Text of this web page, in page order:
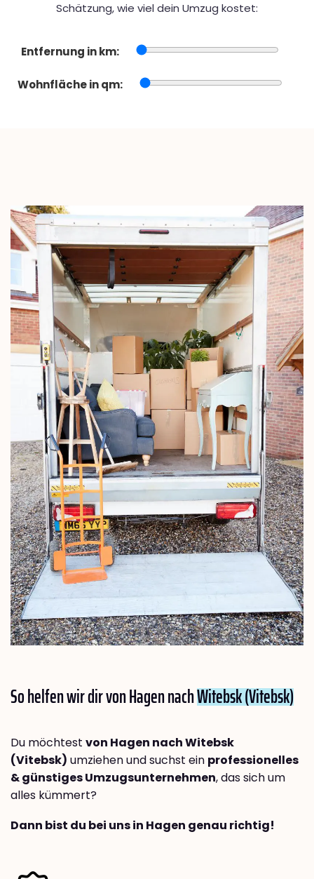
Schätzung, wie viel dein Umzug kostet:
Entfernung in km:
Wohnfläche in qm:
So helfen wir dir von Hagen nachWitebsk (Vitebsk)
Du möchtest von Hagen nach Witebsk
(Vitebsk) umziehen und suchst ein professionelles
& günstiges Umzugsunternehmen, das sich um
alles kümmert?
Dann bist du bei uns in Hagen genau richtig!